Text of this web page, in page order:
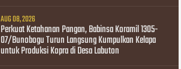
AUG 08, 2026
Perkuat Ketahanan Pangan, Babinsa Koramil 1305-
07/Bunobogu Turun Langsung Kumpulkan Kelapa
untuk Produksi Kopra di Desa Labuton